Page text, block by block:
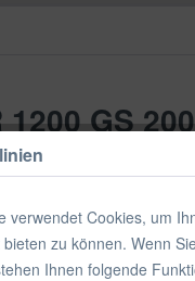
GS
verwendet Cookies, um
zu können. Wenn
Ihnen folgende